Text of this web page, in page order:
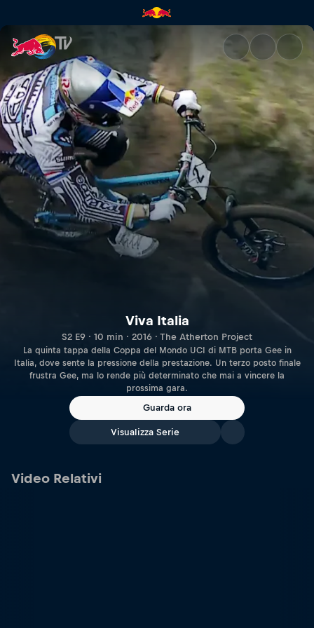
Viva Italia | Red Bull TV
Viva Italia
S2 E9 · 10 min · 2016 · The Atherton Project
La quinta tappa della Coppa del Mondo UCI di MTB porta Gee in
Italia, dove sente la pressione della prestazione. Un terzo posto finale
frustra Gee, ma lo rende più determinato che mai a vincere la
prossima gara.
Guarda ora
Visualizza Serie
Video Relativi